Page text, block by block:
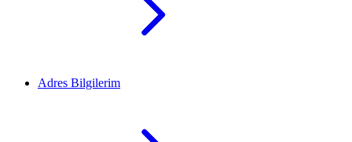
Adres Bilgilerim